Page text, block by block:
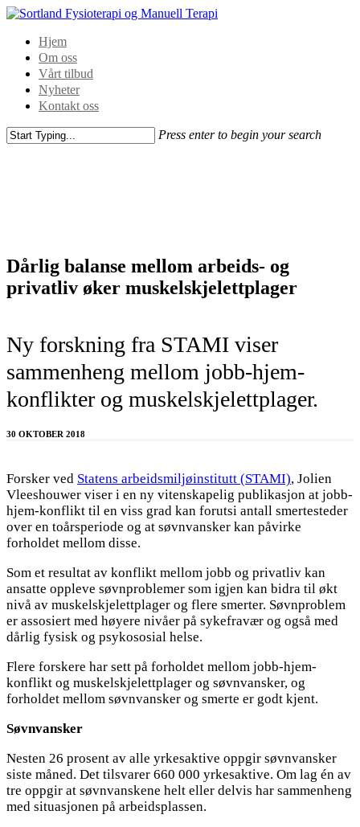
Hjem
Om oss
Vårt tilbud
Nyheter
Kontakt oss
Press enter to begin your search
Dårlig balanse mellom arbeids- og
privatliv øker muskelskjelettplager
Ny forskning fra STAMI viser
sammenheng mellom jobb-hjem-
konflikter og muskelskjelettplager.
30 OKTOBER 2018
Forsker ved Statens arbeidsmiljøinstitutt (STAMI), Jolien
Vleeshouwer viser i en ny vitenskapelig publikasjon at jobb-
hjem-konflikt til en viss grad kan forutsi antall smertesteder
over en toårsperiode og at søvnvansker kan påvirke
forholdet mellom disse.
Som et resultat av konflikt mellom jobb og privatliv kan
ansatte oppleve søvnproblemer som igjen kan bidra til økt
nivå av muskelskjelettplager og flere smerter. Søvnproblem
er assosiert med høyere nivåer på sykefravær og også med
dårlig fysisk og psykososial helse.
Flere forskere har sett på forholdet mellom jobb-hjem-
konflikt og muskelskjelettplager og søvnvansker, og
forholdet mellom søvnvansker og smerte er godt kjent.
Søvnvansker
Nesten 26 prosent av alle yrkesaktive oppgir søvnvansker
siste måned. Det tilsvarer 660 000 yrkesaktive. Om lag én av
tre oppgir at søvnvanskene helt eller delvis har sammenheng
med situasjonen på arbeidsplassen.